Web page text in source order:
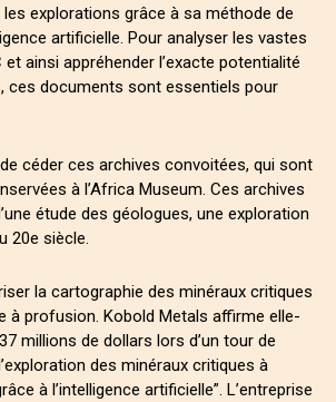
explorations grâce à sa méthode de
artificielle. Pour analyser les vastes
et ainsi appréhender l’exacte potentialité
ces documents sont essentiels pour
céder ces archives convoitées, qui sont
à l’Africa Museum. Ces archives
étude des géologues, une exploration
20e siècle.
la cartographie des minéraux critiques
à profusion. Kobold Metals affirme elle-
millions de dollars lors d’un tour de
des minéraux critiques à
à l’intelligence artificielle”. L’entreprise